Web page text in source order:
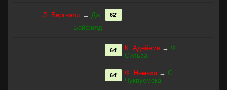
Л. Бергвалл → Дж.
Байфилд
62'
К. Адейеми → Ф.
Сильва
64'
Ф. Немеха→ C.
Чуквуемека
64'